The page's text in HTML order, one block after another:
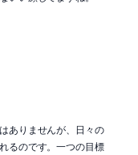
ありませんが、日々の
るのです。一つの目標